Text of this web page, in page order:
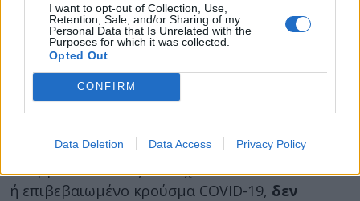
I want to opt-out of Collection, Use,
Retention, Sale, and/or Sharing of my
Personal Data that Is Unrelated with the
Purposes for which it was collected.
Opted Out
CONFIRM
Data Deletion Data Access Privacy Policy
Χρήση μάσκας προσώπου
Τήρηση αποστάσεων 2 μέτρων
Αποφυγή συνωστισμού
Τήρηση μέτρων ατομικής υγιεινής
κρούσμα
Οι εμβολιασθέντες που έχουν εκτεθεί σε πιθανό
ή επιβεβαιωμένο κρούσμα COVID-19, δεν